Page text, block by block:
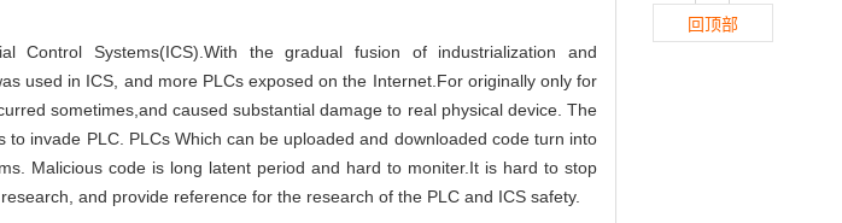
Control Systems(ICS).With the gradual fusion of industrialization and
used in ICS, and more PLCs exposed on the Internet.For originally only for
sometimes,and caused substantial damage to real physical device. The
invade PLC. PLCs Which can be uploaded and downloaded code turn into
Malicious code is long latent period and hard to moniter.It is hard to stop
and provide reference for the research of the PLC and ICS safety.
回顶部